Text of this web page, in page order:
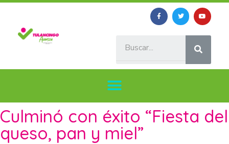
Culminó con éxito “Fiesta del
queso, pan y miel”